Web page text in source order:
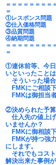
＝＝＝＝＝＝＝＝
＝
①レスポンス問題
②仕入価格問題
③品質問題
④納期問題
＝＝＝＝＝＝＝＝
＝
①連休前等、今
いといったこと
そういった場合
FMKにご相談下
FMKは御担当者
②決められた予算
仕入先の値上
いませんか？
FMKに御相談下
FMKが持つ強
にします。
それでもコスト
解決出来た事例